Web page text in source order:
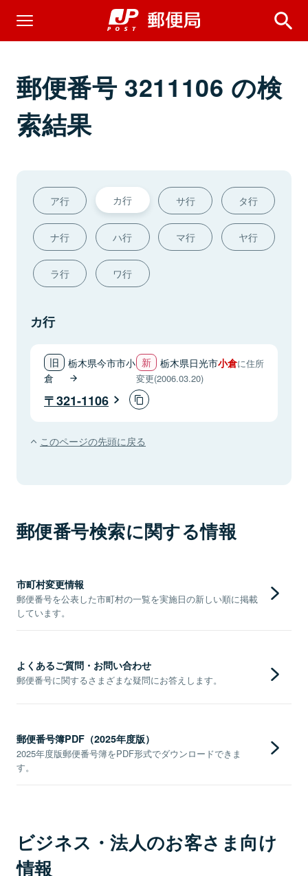
郵便番号 3211106 の検
索結果
ア行 カ行 サ行 タ行
ナ行 ハ行 マ行 ヤ行
ラ行 ワ行
カ行
栃木県今市市小
倉
栃木県日光市小倉に住所
変更(2006.03.20)
321-1106
このページの先頭に戻る
郵便番号検索に関する情報
市町村変更情報
郵便番号を公表した市町村の一覧を実施日の新しい順に掲載
しています。
よくあるご質問・お問い合わせ
郵便番号に関するさまざまな疑問にお答えします。
郵便番号簿PDF（2025年度版）
2025年度版郵便番号簿をPDF形式でダウンロードできま
す。
ビジネス・法人のお客さま向け
情報